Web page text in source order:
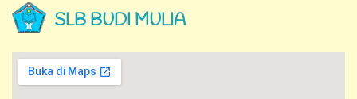
SLB BUDI MULIA